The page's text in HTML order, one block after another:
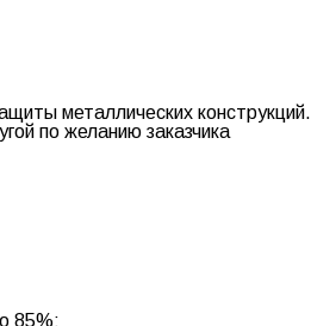
металлических конструкций.
по желанию заказчика
85%;